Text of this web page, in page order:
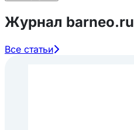
Журнал barneo.ru
Все статьи